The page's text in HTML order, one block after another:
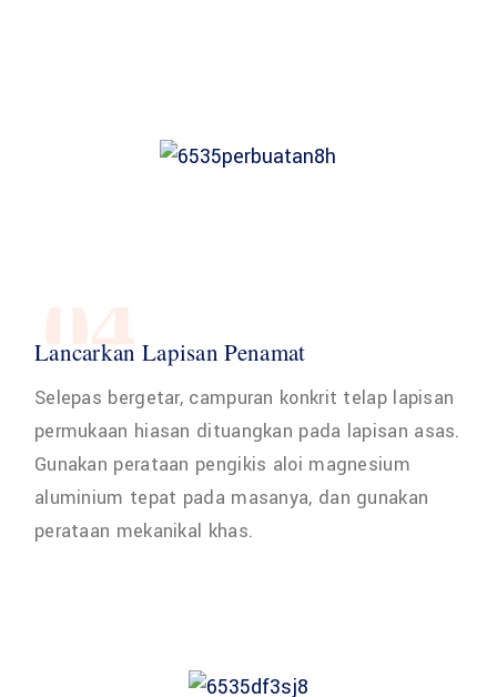
04
Lancarkan Lapisan Penamat
Selepas bergetar, campuran konkrit telap lapisan
permukaan hiasan dituangkan pada lapisan asas.
Gunakan perataan pengikis aloi magnesium
aluminium tepat pada masanya, dan gunakan
perataan mekanikal khas.